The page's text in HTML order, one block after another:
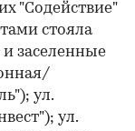
"Содействие"
стояла
заселенные
ул.
ул.